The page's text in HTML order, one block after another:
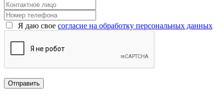
Я даю свое согласие на обработку персональных данных